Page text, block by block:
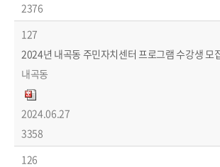
2376
127
2024년 내곡동 주민자치센터 프로그램 수강생 모
내곡동
2024.06.27
3358
126